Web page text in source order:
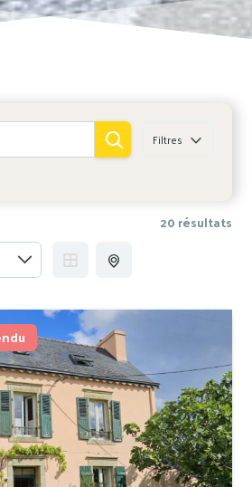
Filtres
20 résultats